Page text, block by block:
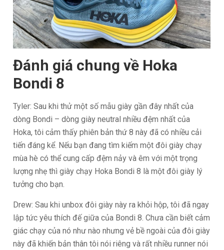
Đánh giá chung về Hoka
Bondi 8
Tyler: Sau khi thử một số mẫu giày gần đây nhất của
dòng Bondi – dòng giày neutral nhiều đệm nhất của
Hoka, tôi cảm thấy phiên bản thứ 8 này đã có nhiều cải
tiến đáng kể. Nếu bạn đang tìm kiếm một đôi giày chạy
mùa hè có thể cung cấp đệm nảy và êm với một trọng
lượng nhẹ thì giày chạy Hoka Bondi 8 là một đôi giày lý
tưởng cho bạn.
Drew: Sau khi unbox đôi giày này ra khỏi hộp, tôi đã ngay
lập tức yêu thích đế giữa của Bondi 8. Chưa cần biết cảm
giác chạy của nó như nào nhưng vẻ bề ngoài của đôi giày
này đã khiến bản thân tôi nói riêng và rất nhiều runner nói